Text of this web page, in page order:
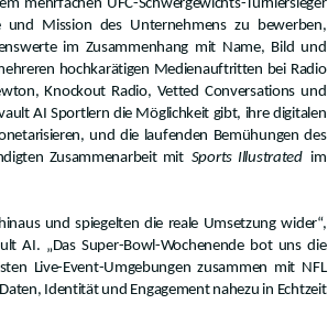
mehrfachen UFC-Schwergewichts-Turniersieger
und Mission des Unternehmens zu bewerben,
im Zusammenhang mit Name, Bild und
hochkarätigen Medienauftritten bei Radio
Knockout Radio, Vetted Conversations und
AI Sportlern die Möglichkeit gibt, ihre digitalen
und die laufenden Bemühungen des
Zusammenarbeit mit Sports Illustrated im
und spiegelten die reale Umsetzung wider“,
AI. „Das Super-Bowl-Wochenende bot uns die
Live-Event-Umgebungen zusammen mit NFL
Identität und Engagement nahezu in Echtzeit